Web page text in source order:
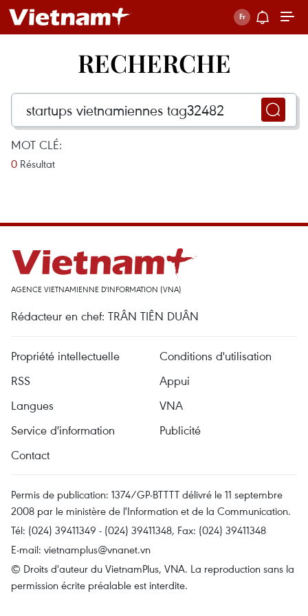
RECHERCHE
MOT CLÉ:
0 Résultat
AGENCE VIETNAMIENNE D'INFORMATION (VNA)
Rédacteur en chef: TRÂN TIÊN DUÂN
Propriété intellectuelle
Conditions d'utilisation
RSS
Appui
Langues
VNA
Service d'information
Publicité
Contact
Permis de publication: 1374/GP-BTTTT délivré le 11 septembre
2008 par le ministère de l'Information et de la Communication.
Tél: (024) 39411349 - (024) 39411348, Fax: (024) 39411348
E-mail: vietnamplus@vnanet.vn
© Droits d'auteur du VietnamPlus, VNA. La reproduction sans la
permission écrite préalable est interdite.